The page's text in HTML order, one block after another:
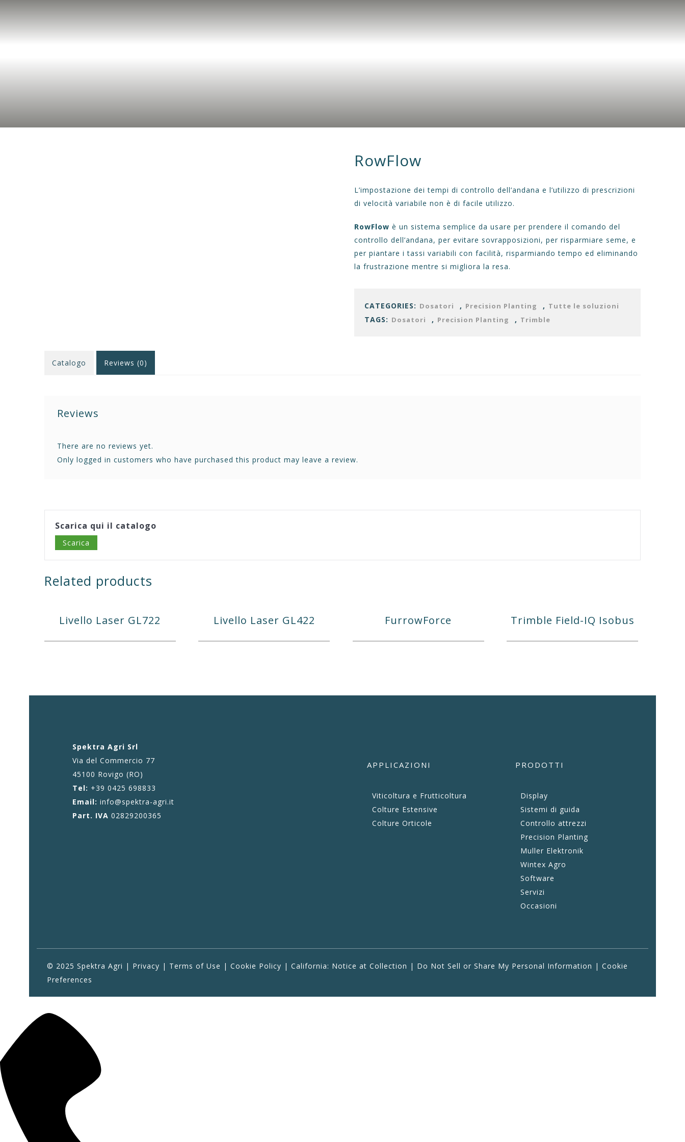
RowFlow
L’impostazione dei tempi di controllo dell’andana e l’utilizzo di prescrizioni
di velocità variabile non è di facile utilizzo.
RowFlow è un sistema semplice da usare per prendere il comando del
controllo dell’andana, per evitare sovrapposizioni, per risparmiare seme, e
per piantare i tassi variabili con facilità, risparmiando tempo ed eliminando
la frustrazione mentre si migliora la resa.
CATEGORIES: Dosatori , Precision Planting , Tutte le soluzioni
TAGS: Dosatori , Precision Planting , Trimble
Reviews (0)
Catalogo
Reviews
There are no reviews yet.
Only logged in customers who have purchased this product may leave a review.
Scarica qui il catalogo
Scarica
Related products
Livello Laser GL722 Livello Laser GL422 FurrowForce Trimble Field-IQ Isobus
Spektra Agri Srl
Via del Commercio 77
45100 Rovigo (RO)
Tel: +39 0425 698833
Email: info@spektra-agri.it
Part. IVA 02829200365
APPLICAZIONI
Viticoltura e Frutticoltura
Colture Estensive
Colture Orticole
PRODOTTI
Display
Sistemi di guida
Controllo attrezzi
Precision Planting
Muller Elektronik
Wintex Agro
Software
Servizi
Occasioni
© 2025 Spektra Agri | Privacy | Terms of Use | Cookie Policy | California: Notice at Collection | Do Not Sell or Share My Personal Information | Cookie
Preferences